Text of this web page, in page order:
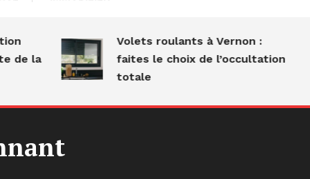
la
Volets roulants à Vernon :
faites le choix de l’occultation
totale